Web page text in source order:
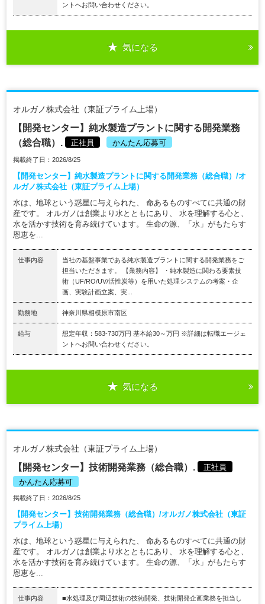
ントへお問い合わせください。
気になる
オルガノ株式会社（東証プライム上場）
【開発センター】純水製造プラントに関する開発業務
（総合職）.
正社員 かんたん応募可
掲載終了日：2026/8/25
【開発センター】純水製造プラントに関する開発業務（総合職）/オ
ルガノ株式会社（東証プライム上場）
水は、地球という惑星に与えられた、 命あるものすべてに共通の財
産です。 オルガノは創業より水とともにあり、 水を理解する心と、
水を活かす技術を育み続けています。 生命の源、「水」がもたらす
恩恵を...
仕事内容
当社の基盤事業である純水製造プラントに関する開発業務をご
担当いただきます。 【業務内容】 ・純水製造に関わる要素技
術（UF/RO/UV/活性炭等）を用いた処理システムの考案・企
画、実験計画立案、実...
勤務地 神奈川県相模原市南区
給与
想定年収：583-730万円 基本給30～万円 ※詳細は転職エージェ
ントへお問い合わせください。
気になる
オルガノ株式会社（東証プライム上場）
【開発センター】技術開発業務（総合職）.
正社員
かんたん応募可
掲載終了日：2026/8/25
【開発センター】技術開発業務（総合職）/オルガノ株式会社（東証
プライム上場）
水は、地球という惑星に与えられた、 命あるものすべてに共通の財
産です。 オルガノは創業より水とともにあり、 水を理解する心と、
水を活かす技術を育み続けています。 生命の源、「水」がもたらす
恩恵を...
仕事内容 ■水処理及び周辺技術の技術開発、技術開発企画業務を担当し